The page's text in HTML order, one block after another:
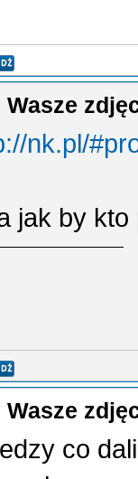
Wasze
nk.pl/
jak by
Wasze
co